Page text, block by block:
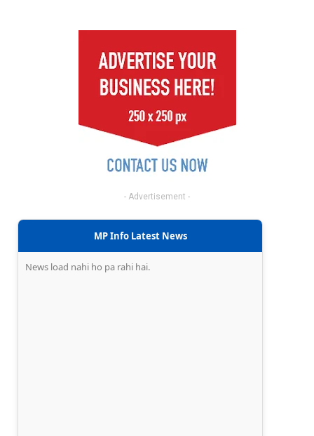
- Advertisement -
MP Info Latest News
News load nahi ho pa rahi hai.